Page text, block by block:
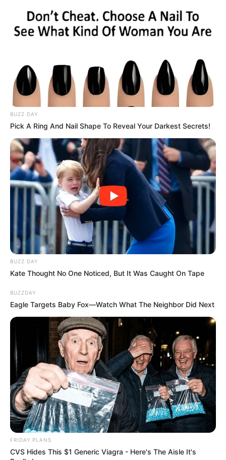
BUZZ DAY
Pick A Ring And Nail Shape To Reveal Your Darkest Secrets!
BUZZ DAY
Kate Thought No One Noticed, But It Was Caught On Tape
BUZZDAY
Eagle Targets Baby Fox—Watch What The Neighbor Did Next
FRIDAY PLANS
CVS Hides This $1 Generic Viagra - Here's The Aisle It's